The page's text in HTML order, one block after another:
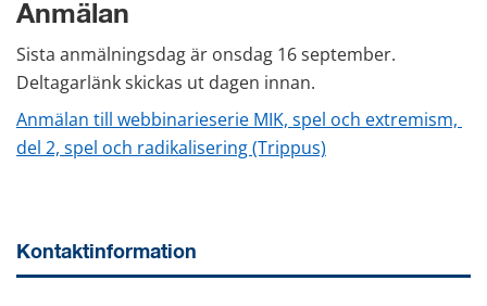
Anmälan
Sista anmälningsdag är onsdag 16 september.
Deltagarlänk skickas ut dagen innan.
Anmälan till webbinarieserie MIK, spel och extremism,
del 2, spel och radikalisering (Trippus)
Kontaktinformation